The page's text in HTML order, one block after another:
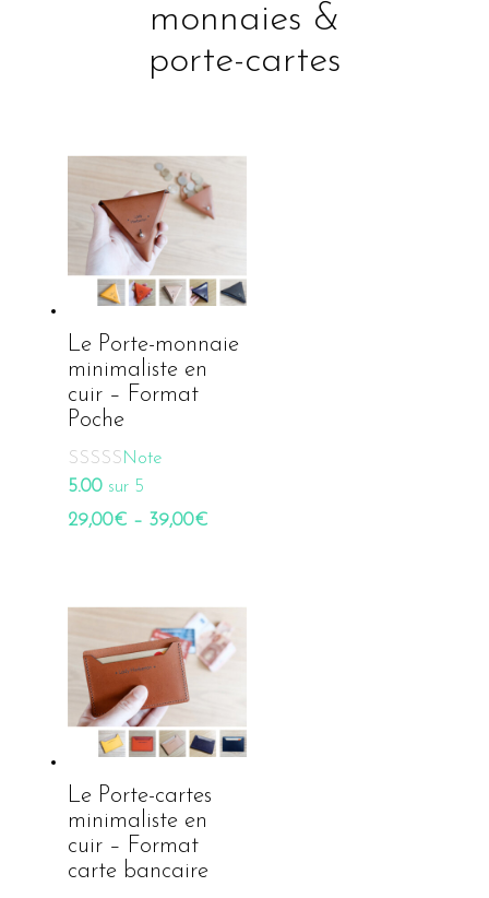
monnaies &
porte-cartes
Le Porte-monnaie
minimaliste en
cuir – Format
Poche
Note
5.00sur 5
29,00€ – 39,00€
Le Porte-cartes
minimaliste en
cuir – Format
carte bancaire